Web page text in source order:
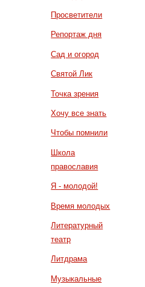
Просветители
Репортаж дня
Сад и огород
Святой Лик
Точка зрения
Хочу все знать
Чтобы помнили
Школа
православия
Я - молодой!
Время молодых
Литературный
театр
Литдрама
Музыкальные